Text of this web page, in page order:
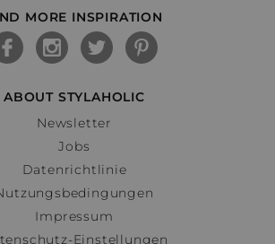
MORE INSPIRATION
ABOUT STYLAHOLIC
Newsletter
Jobs
Datenrichtlinie
Impressum
Einstellungen